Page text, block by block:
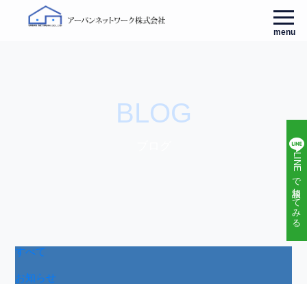
menu
LINEで相談してみる
BLOG
すべて
お知らせ